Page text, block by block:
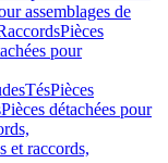
assemblages de
Pièces
pour
TésPièces
Pièces détachées pour
et raccords,